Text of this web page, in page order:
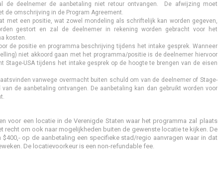
de deelnemer de aanbetaling niet retour ontvangen. De afwijzing moet
de omschrijving in de Program Agreement.
met een positie, wat zowel mondeling als schriftelijk kan worden gegeven,
gestort en zal de deelnemer in rekening worden gebracht voor het
kosten.
de positie en programma beschrijving tijdens het intake gesprek. Wanneer
niet akkoord gaan met het programma/positie is de deelnemer hiervoor
Stage-USA tijdens het intake gesprek op de hoogte te brengen van de eisen
vanwege overmacht buiten schuld om van de deelnemer of Stage-
de aanbetaling ontvangen. De aanbetaling kan dan gebruikt worden voor
voor een locatie in de Verenigde Staten waar het programma zal plaats
recht om ook naar mogelijkheden buiten de gewenste locatie te kijken. De
$400,- op de aanbetaling een specifieke stad/regio aanvragen waar in dat
De locatievoorkeur is een non-refundable fee.